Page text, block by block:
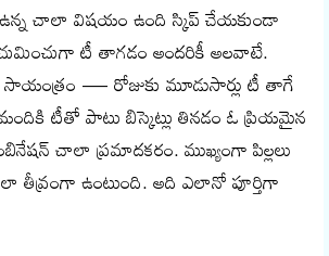
చాలా విషయం ఉంది స్కిప్ చేయకుండా
టీ తాగడం అందరికీ అలవాటే.
— రోజుకు మూడుసార్లు టీ తాగే
టీతో పాటు బిస్కెట్లు తినడం ఓ ప్రియమైన
చాలా ప్రమాదకరం. ముఖ్యంగా పిల్లలు
తీవ్రంగా ఉంటుంది. అది ఎలానో పూర్తిగా